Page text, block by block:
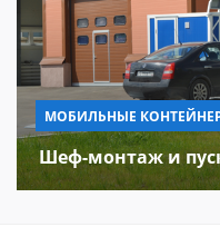
МОБИЛЬНЫЕ
Шеф-монтаж и